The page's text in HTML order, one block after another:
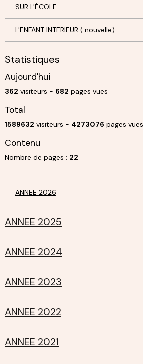
SUR L'ÉCOLE
L'ENFANT INTERIEUR ( nouvelle)
Statistiques
Aujourd'hui
362 visiteurs - 682 pages vues
Total
1589632 visiteurs - 4273076 pages vues
Contenu
Nombre de pages : 22
ANNEE 2026
ANNEE 2025
ANNEE 2024
ANNEE 2023
ANNEE 2022
ANNEE 2021